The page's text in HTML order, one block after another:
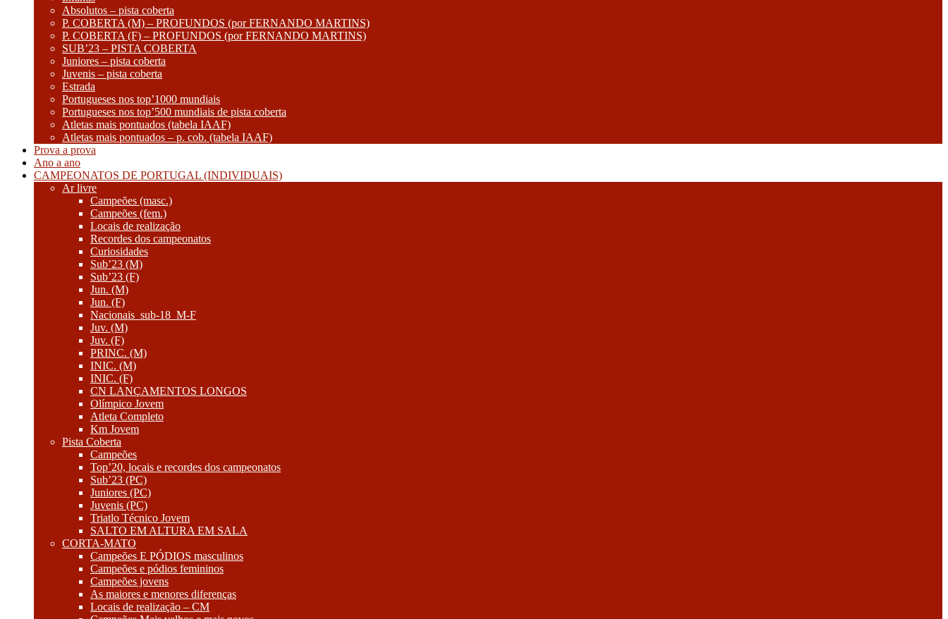
Absolutos – pista coberta
P. COBERTA (M) – PROFUNDOS (por FERNANDO MARTINS)
P. COBERTA (F) – PROFUNDOS (por FERNANDO MARTINS)
SUB’23 – PISTA COBERTA
Juniores – pista coberta
Juvenis – pista coberta
Estrada
Portugueses nos top’1000 mundiais
Portugueses nos top’500 mundiais de pista coberta
Atletas mais pontuados (tabela IAAF)
Atletas mais pontuados – p. cob. (tabela IAAF)
Prova a prova
Ano a ano
CAMPEONATOS DE PORTUGAL (INDIVIDUAIS)
Ar livre
Campeões (masc.)
Campeões (fem.)
Locais de realização
Recordes dos campeonatos
Curiosidades
Sub’23 (M)
Sub’23 (F)
Jun. (M)
Jun. (F)
Nacionais_sub-18_M-F
Juv. (M)
Juv. (F)
PRINC. (M)
INIC. (M)
INIC. (F)
CN LANÇAMENTOS LONGOS
Olímpico Jovem
Atleta Completo
Km Jovem
Pista Coberta
Campeões
Top’20, locais e recordes dos campeonatos
Sub’23 (PC)
Juniores (PC)
Juvenis (PC)
Triatlo Técnico Jovem
SALTO EM ALTURA EM SALA
CORTA-MATO
Campeões E PÓDIOS masculinos
Campeões e pódios femininos
Campeões jovens
As maiores e menores diferenças
Locais de realização – CM